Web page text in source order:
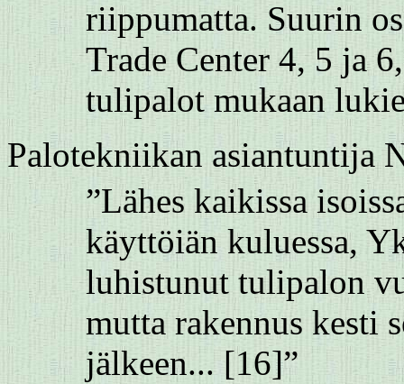
riippumatta. Suurin
Trade Center 4, 5 ja
tulipalot mukaan
Palotekniikan asiantuntija
”Lähes kaikissa
käyttöiän kuluessa,
luhistunut tulipalon
mutta rakennus kesti
jälkeen... [16]”